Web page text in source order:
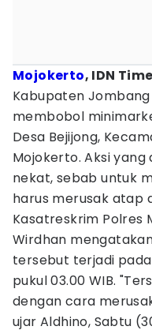
Mojokerto, IDN
Kabupaten
membobol
Desa Bejijong,
Mojokerto. Aksi yang
nekat, sebab untuk
harus merusak atap
Kasatreskrim Polres
Wirdhan
tersebut terjadi
pukul 03.00 WIB.
dengan cara
ujar Aldhino, Sabtu